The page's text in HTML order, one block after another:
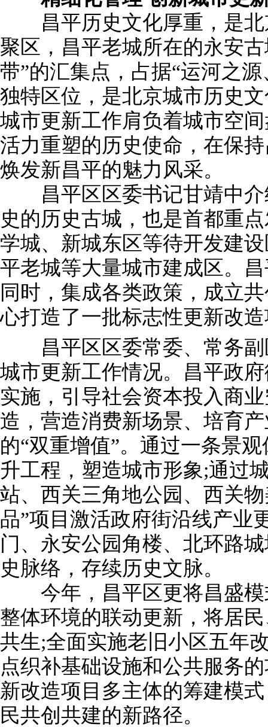
昌平历史文化厚重，是北
聚区，昌平老城所在的永安
带”的汇集点，占据“运河之
独特区位，是北京城市历史
城市更新工作肩负着城市空
活力重塑的历史使命，在保
焕发新昌平的魅力风采。
昌平区区委书记甘靖中介
史的历史古城，也是首都重
学城、新城东区等待开发建
平老城等大量城市建成区。
同时，集成各类政策，成立
心打造了一批标志性更新改
昌平区区委常委、常务副
城市更新工作情况。昌平政
实施，引导社会资本投入商
造，营造消费新场景、培育
的“双重增值”。通过一条景
升工程，塑造城市形象;通过
站、西关三角地公园、西关
品”项目激活政府街沿线产业
门、永安公园角楼、北环路
史脉络，存续历史文脉。
今年，昌平区更将昌盛模
整体环境的联动更新，将居
共生;全面实施老旧小区五年
点织补基础设施和公共服务
新改造项目多主体的筹建模
民共创共建的新路径。